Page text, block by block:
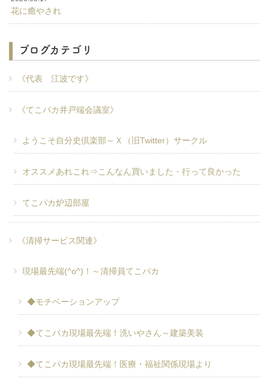
花に癒やされ
ブログカテゴリ
《代表 江波です》
《てこパカ井戸端会議室》
ようこそ自分史倶楽部～Ｘ（旧Twitter）サークル
オススメあれこれ⇒こんなん買いました・行って良かった
てこパカ炉辺部屋
《清掃サービス関連》
現場最先端(^o^)！～清掃員てこパカ
◆モチベーションアップ
◆てこパカ現場最先端！洗いやさん～建築美装
◆てこパカ現場最先端！医療・福祉関係現場より